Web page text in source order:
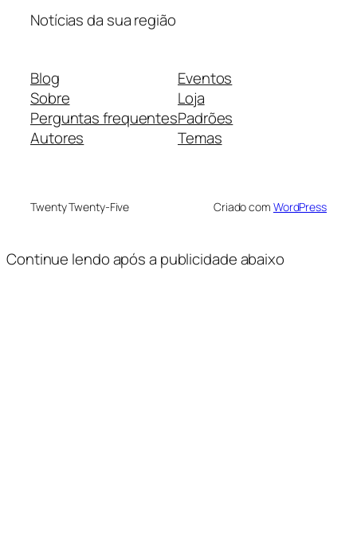
Notícias da sua região
Blog
Sobre
Perguntas frequentes
Autores
Eventos
Loja
Padrões
Temas
Twenty Twenty-Five Criado com WordPress
Continue lendo após a publicidade abaixo